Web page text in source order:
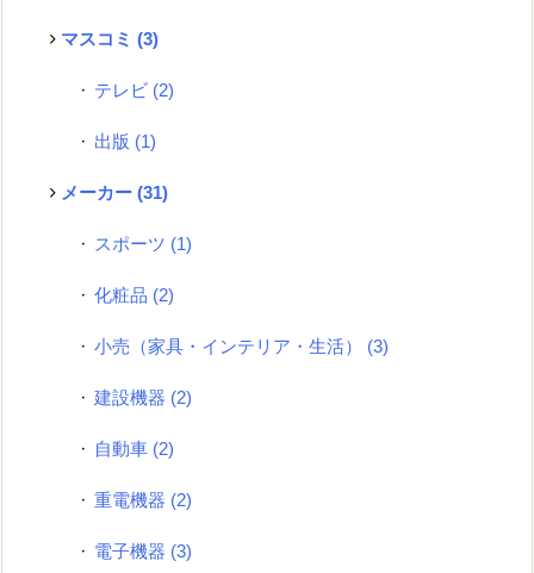
マスコミ (3)
テレビ (2)
出版 (1)
メーカー (31)
スポーツ (1)
化粧品 (2)
小売（家具・インテリア・生活） (3)
建設機器 (2)
自動車 (2)
重電機器 (2)
電子機器 (3)